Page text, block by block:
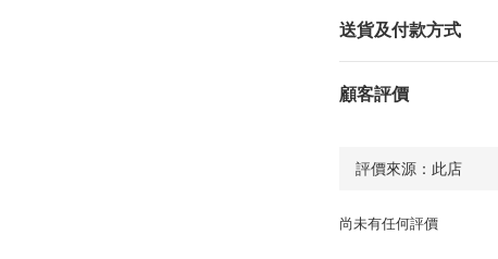
送貨及付款方式
顧客評價
尚未有任何評價